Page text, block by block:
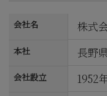
会社名 株式
本社 長野
会社設立 1952